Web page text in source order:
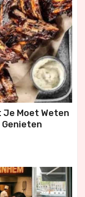
Je Moet Weten